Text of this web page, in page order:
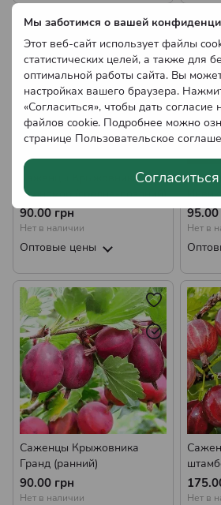
Мы заботимся о вашей
Этот веб-сайт использует файлы
статистических целей, а также для
оптимальной работы сайта. Вы
настройках вашего браузера.
«Согласиться», чтобы дать согласие
файлов cookie. Подробнее можно
странице Пользовательское
Согласиться
Саженцы Крыжовника
Черномор (средне-поздний)
90.00 грн
Нет в наличии
Оптовые цены
95.00
Нет в
Саженцы Крыжовника
Гранд (ранний)
90.00 грн
Нет в наличии Нет в